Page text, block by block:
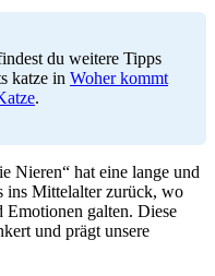
du weitere Tipps
katze in Woher kommt
.
Nieren“ hat eine lange und
ins Mittelalter zurück, wo
Emotionen galten. Diese
und prägt unsere